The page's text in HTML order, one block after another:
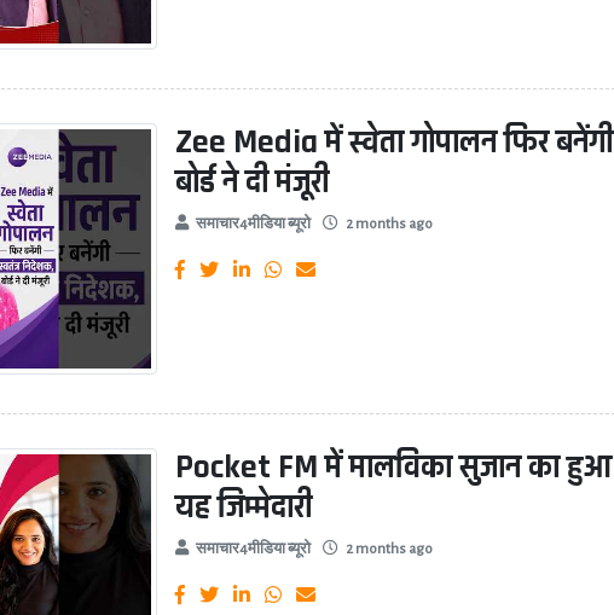
Zee Media में स्वेता गोपालन फिर
बोर्ड ने दी मंजूरी
समाचार4मीडिया ब्यूरो 2 months ago
Pocket FM में मालविका सुजान का हुआ
यह जिम्मेदारी
समाचार4मीडिया ब्यूरो 2 months ago